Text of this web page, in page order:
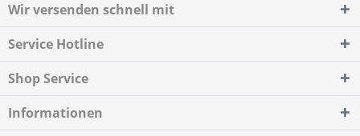
Wir versenden schnell mit
Service Hotline
Shop Service
Informationen